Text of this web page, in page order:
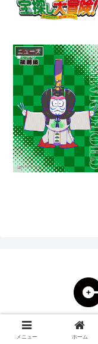
ニュース
メニュー ホーム